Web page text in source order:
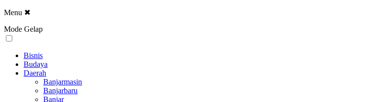
Menu ✖
Mode Gelap
Bisnis
Budaya
Daerah
Banjarmasin
Banjarbaru
Banjar